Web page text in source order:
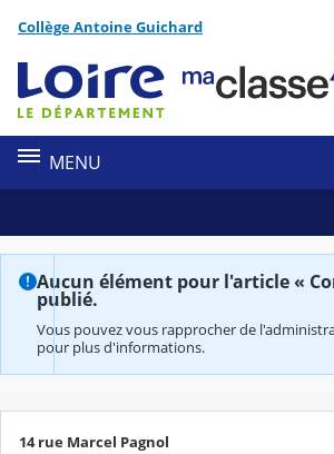
Contenu
Collège Antoine Guichard
MENU
Aucun élément pour l'article «
publié.
Vous pouvez vous rapprocher de
pour plus d'informations.
14 rue Marcel Pagnol